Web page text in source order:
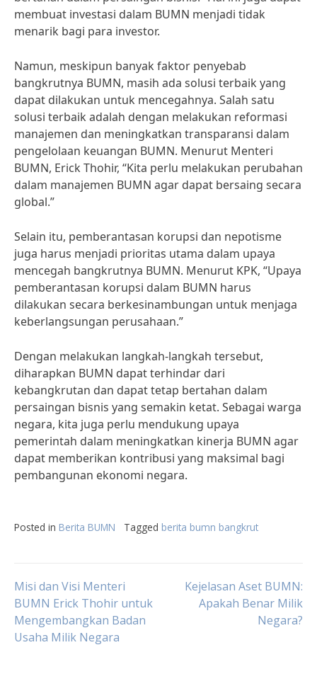
membuat investasi dalam BUMN menjadi tidak
menarik bagi para investor.
Namun, meskipun banyak faktor penyebab
bangkrutnya BUMN, masih ada solusi terbaik yang
dapat dilakukan untuk mencegahnya. Salah satu
solusi terbaik adalah dengan melakukan reformasi
manajemen dan meningkatkan transparansi dalam
pengelolaan keuangan BUMN. Menurut Menteri
BUMN, Erick Thohir, “Kita perlu melakukan perubahan
dalam manajemen BUMN agar dapat bersaing secara
global.”
Selain itu, pemberantasan korupsi dan nepotisme
juga harus menjadi prioritas utama dalam upaya
mencegah bangkrutnya BUMN. Menurut KPK, “Upaya
pemberantasan korupsi dalam BUMN harus
dilakukan secara berkesinambungan untuk menjaga
keberlangsungan perusahaan.”
Dengan melakukan langkah-langkah tersebut,
diharapkan BUMN dapat terhindar dari
kebangkrutan dan dapat tetap bertahan dalam
persaingan bisnis yang semakin ketat. Sebagai warga
negara, kita juga perlu mendukung upaya
pemerintah dalam meningkatkan kinerja BUMN agar
dapat memberikan kontribusi yang maksimal bagi
pembangunan ekonomi negara.
Posted in Berita BUMN Tagged berita bumn bangkrut
Post
navigation
Misi dan Visi Menteri
BUMN Erick Thohir untuk
Mengembangkan Badan
Usaha Milik Negara
Kejelasan Aset BUMN:
Apakah Benar Milik
Negara?